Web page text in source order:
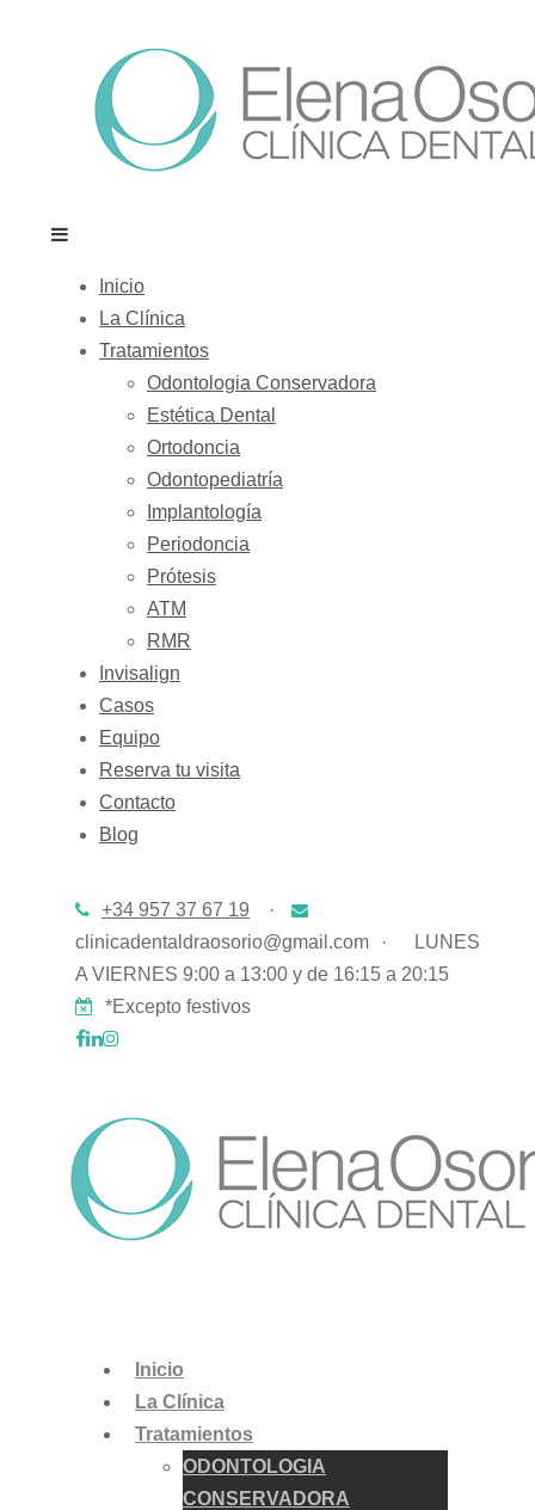
Inicio
La Clínica
Tratamientos
Odontologia Conservadora
Estética Dental
Ortodoncia
Odontopediatría
Implantología
Periodoncia
Prótesis
ATM
RMR
Invisalign
Casos
Equipo
Reserva tu visita
Contacto
Blog
+34 957 37 67 19
·
clinicadentaldraosorio@gmail.com
·
LUNES
A VIERNES 9:00 a 13:00 y de 16:15 a 20:15
*Excepto festivos
Inicio
La Clínica
Tratamientos
ODONTOLOGIA
CONSERVADORA